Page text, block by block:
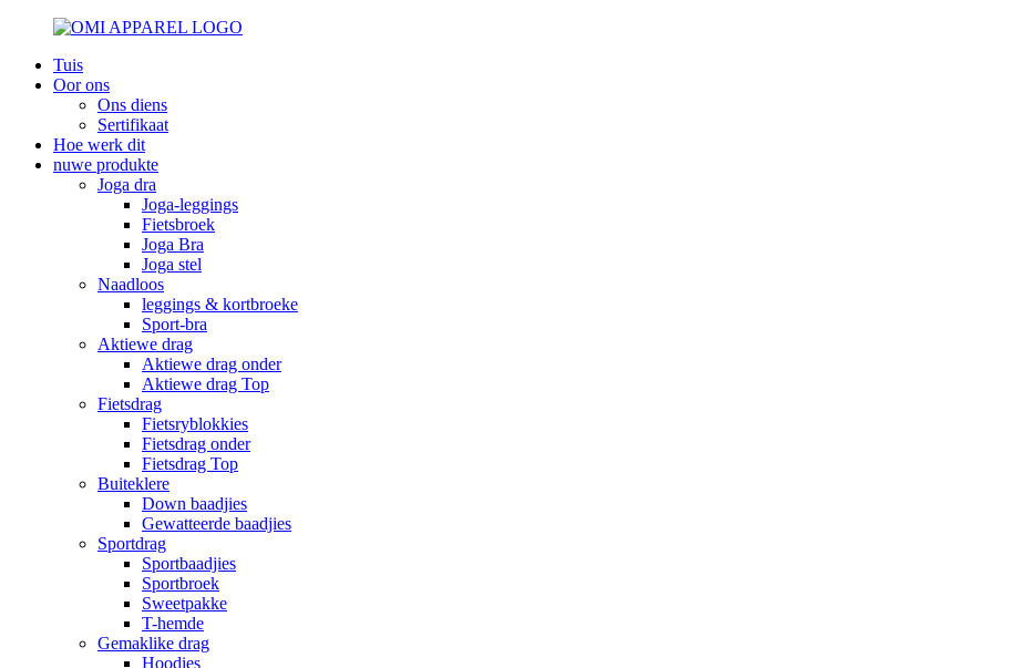
Tuis
Oor ons
Ons diens
Sertifikaat
Hoe werk dit
nuwe produkte
Joga dra
Joga-leggings
Fietsbroek
Joga Bra
Joga stel
Naadloos
leggings & kortbroeke
Sport-bra
Aktiewe drag
Aktiewe drag onder
Aktiewe drag Top
Fietsdrag
Fietsryblokkies
Fietsdrag onder
Fietsdrag Top
Buiteklere
Down baadjies
Gewatteerde baadjies
Sportdrag
Sportbaadjies
Sportbroek
Sweetpakke
T-hemde
Gemaklike drag
Hoodies